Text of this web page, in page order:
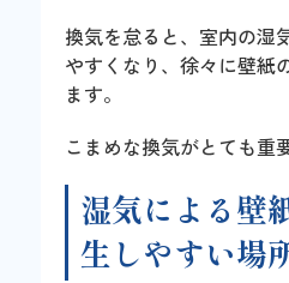
換気を怠ると、室内の湿
やすくなり、徐々に壁紙
ます。
こまめな換気がとても重
湿気による壁
生しやすい場